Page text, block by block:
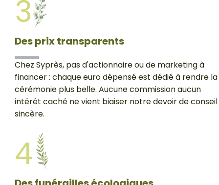
3
Des prix transparents
Chez Syprès, pas d'actionnaire ou de marketing à
financer : chaque euro dépensé est dédié à rendre la
cérémonie plus belle. Aucune commission aucun
intérêt caché ne vient biaiser notre devoir de conseil
sincère.
4